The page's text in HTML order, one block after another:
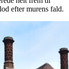
efter murens fald.